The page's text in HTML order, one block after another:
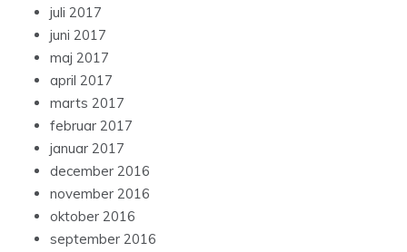
juli 2017
juni 2017
maj 2017
april 2017
marts 2017
februar 2017
januar 2017
december 2016
november 2016
oktober 2016
september 2016